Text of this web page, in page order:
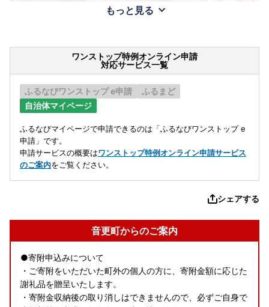
もっと見る
ワンストップ特例オンライン申請
対応サービス一覧
ふるなびワンストップ e申請
ふるまど
自治体マイページ
ふるなびマイページで申請できるのは「ふるなびワンストップ e
申請」です。
申請サービスの概要はワンストップ特例オンライン申請サービス
のご案内をご覧ください。
シェアする
音更町からのご案内
●寄附申込みについて
・ご寄附をいただいた町外の個人の方に、寄附金額に応じた
謝礼品を贈呈いたします。
・寄附金収納後の取り消しはできませんので、必ずご自身で